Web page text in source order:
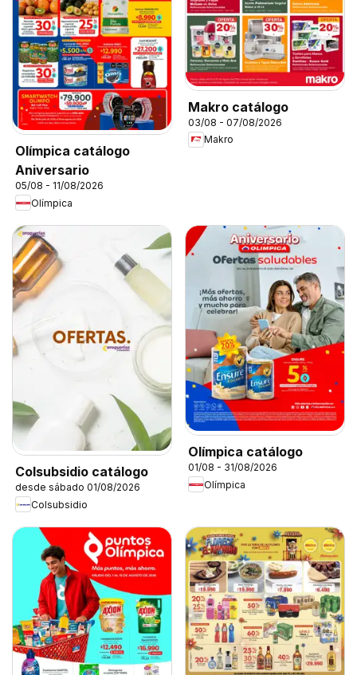
Olímpica catálogo
Aniversario
05/08 - 11/08/2026
Olímpica
Makro catálogo
03/08 - 07/08/2026
Makro
Colsubsidio catálogo
desde sábado 01/08/2026
Colsubsidio
Olímpica catálogo
01/08 - 31/08/2026
Olímpica